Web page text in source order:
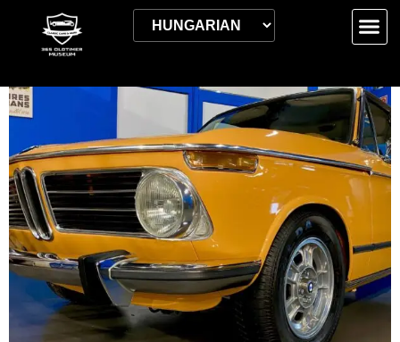
Kezdőlap/ / Nyugdíjas jegy – hétvégén